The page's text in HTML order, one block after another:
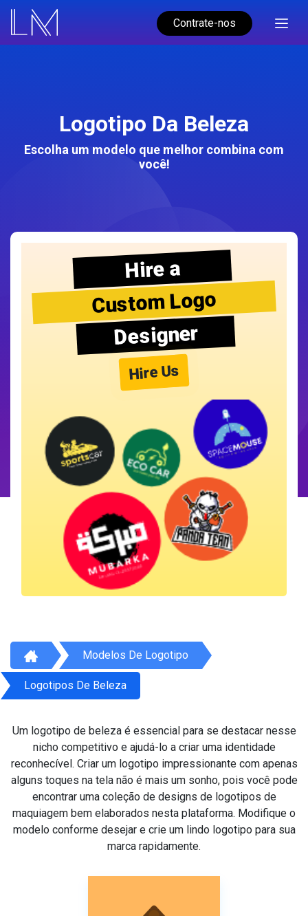
Contrate-nos
Logotipo Da Beleza
Escolha um modelo que melhor combina com
você!
Hire a
Custom Logo
Designer
Hire Us
Modelos De Logotipo
Logotipos De Beleza
Um logotipo de beleza é essencial para se destacar nesse
nicho competitivo e ajudá-lo a criar uma identidade
reconhecível. Criar um logotipo impressionante com apenas
alguns toques na tela não é mais um sonho, pois você pode
encontrar uma coleção de designs de logotipos de
maquiagem bem elaborados nesta plataforma. Modifique o
modelo conforme desejar e crie um lindo logotipo para sua
marca rapidamente.